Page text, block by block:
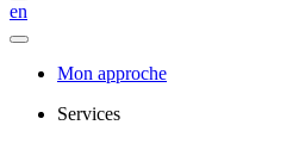
en
Mon approche
Services